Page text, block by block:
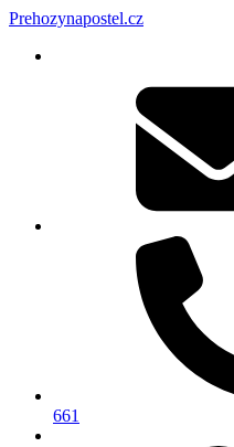
Prehozynapostel.cz
661